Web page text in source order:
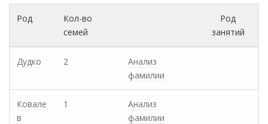
Род
Кол-во
семей
Род
занятий
Дудко 2
Анализ
фамилии
Ковале
в
1
Анализ
фамилии